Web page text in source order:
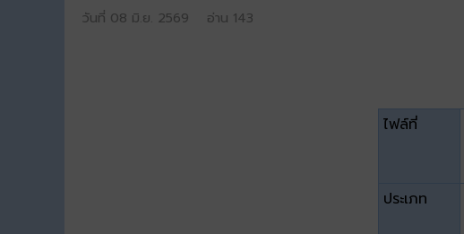
วันที่ 08 มิ.ย. 2569 อ่าน 143
ไฟล์ที่
ประเภท